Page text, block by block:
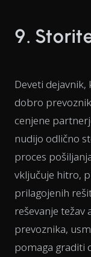
9.
Deveti
dobro
cenjene
nudijo odlično
proces
vključuje hitro,
prilagojenih
reševanje težav
prevoznika,
pomaga graditi